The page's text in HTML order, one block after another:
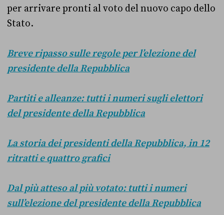
per arrivare pronti al voto del nuovo capo dello
Stato.
Breve ripasso sulle regole per l’elezione del
presidente della Repubblica
Partiti e alleanze: tutti i numeri sugli elettori
del presidente della Repubblica
La storia dei presidenti della Repubblica, in 12
ritratti e quattro grafici
Dal più atteso al più votato: tutti i numeri
sull’elezione del presidente della Repubblica